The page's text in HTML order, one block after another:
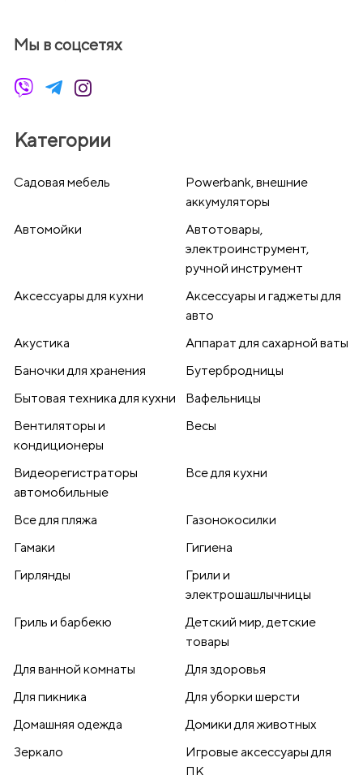
Мы в соцсетях
Категории
Cадовая мебель
Powerbank, внешние
аккумуляторы
Автомойки
Автотовары,
электроинструмент,
ручной инструмент
Аксессуары для кухни
Аксессуары и гаджеты для
авто
Акустика
Аппарат для сахарной ваты
Баночки для хранения
Бутербродницы
Бытовая техника для кухни
Вафельницы
Вентиляторы и
кондиционеры
Весы
Видеорегистраторы
автомобильные
Все для кухни
Все для пляжа
Газонокосилки
Гамаки
Гигиена
Гирлянды
Грили и
электрошашлычницы
Гриль и барбекю
Детский мир, детские
товары
Для ванной комнаты
Для здоровья
Для пикника
Для уборки шерсти
Домашняя одежда
Домики для животных
Зеркало
Игровые аксессуары для
ПК